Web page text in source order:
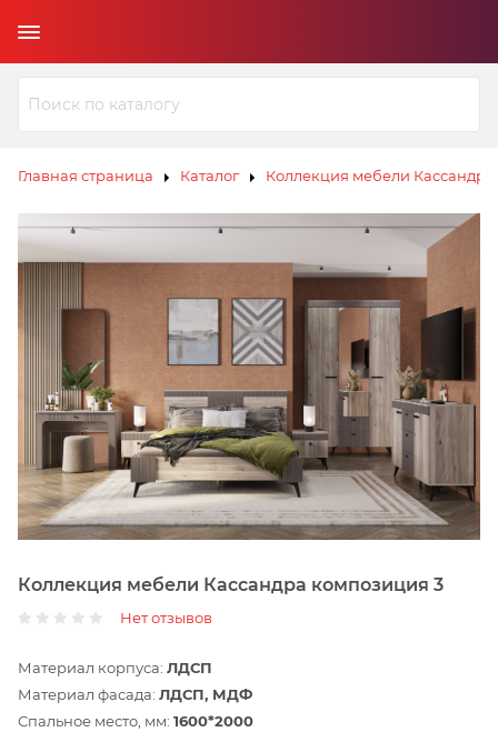
Главная страница Каталог Коллекция мебели
Коллекция мебели Кассандра композиция 3
Нет отзывов
Материал корпуса: ЛДСП
Материал фасада: ЛДСП, МДФ
Спальное место, мм: 1600*2000